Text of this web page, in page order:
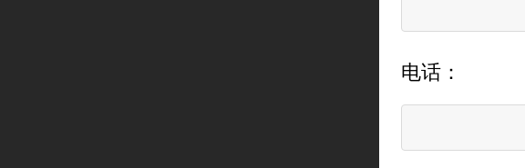
电话：